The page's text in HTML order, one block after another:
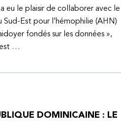
eu le plaisir de collaborer avec le
Sud-Est pour l’hémophilie (AHN)
fondés sur les données »,
…
DOMINICAINE : LE